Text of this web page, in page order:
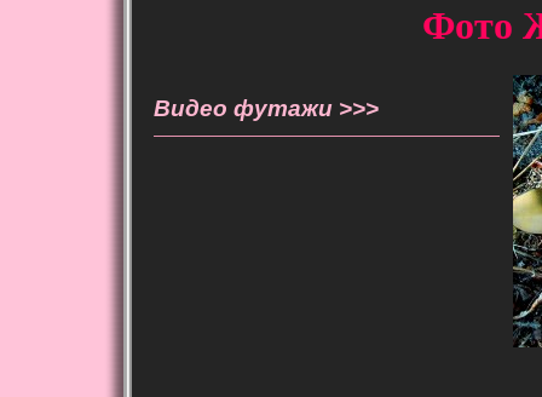
Фото
Видео футажи >>>